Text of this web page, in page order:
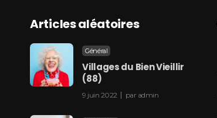
Articles aléatoires
Général
Villages du Bien Vieillir
(88)
9 juin 2022 par admin